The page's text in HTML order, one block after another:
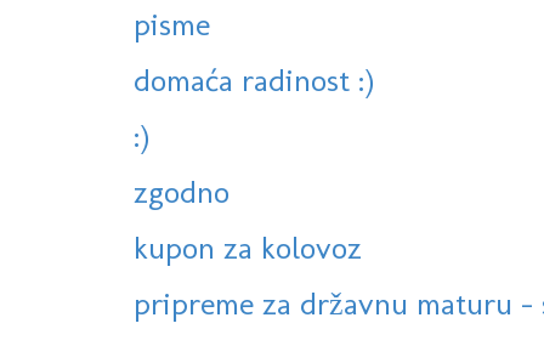
pisme
domaća radinost :)
:)
zgodno
kupon za kolovoz
pripreme za državnu maturu